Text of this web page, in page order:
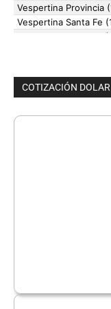
COTIZACIÓN DOLAR